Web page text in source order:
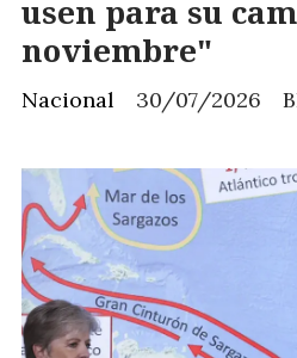
usen para su
noviembre"
Nacional 30/07/2026